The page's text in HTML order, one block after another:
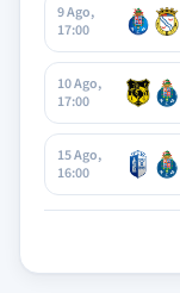
9 Ago,
17:00
10 Ago,
17:00
15 Ago,
16:00